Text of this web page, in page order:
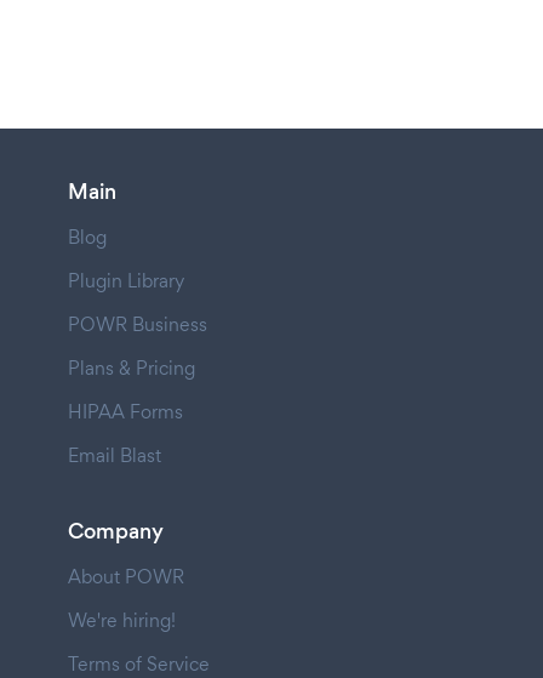
Main
Blog
Plugin Library
POWR Business
Plans & Pricing
HIPAA Forms
Email Blast
Company
About POWR
We're hiring!
Terms of Service